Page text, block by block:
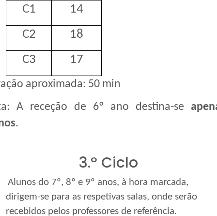
C1
14
C2
18
C3
17
aproximada: 50 min
A receção de 6º ano destina-se
.
3.º Ciclo
Alunos do 7º, 8º e 9º anos, à hora marcada,
dirigem-se para as respetivas salas, onde serão
recebidos pelos professores de referência.